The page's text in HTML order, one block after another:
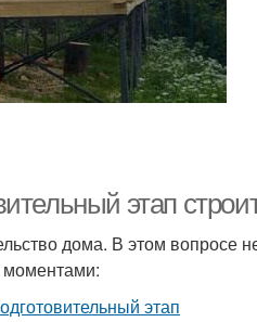
этап
дома. В этом вопросе
моментами: